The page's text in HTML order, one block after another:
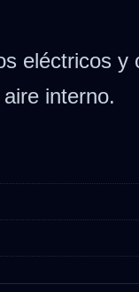
eléctricos y
interno.